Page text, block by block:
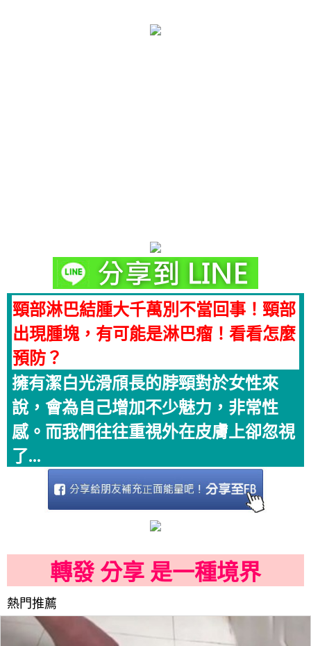
頸部淋巴結腫大千萬別不當回事！頸部
出現腫塊，有可能是淋巴瘤！看看怎麼
預防？
擁有潔白光滑頎長的脖頸對於女性來
說，會為自己增加不少魅力，非常性
感。而我們往往重視外在皮膚上卻忽視
了...
轉發 分享 是一種境界
熱門推薦